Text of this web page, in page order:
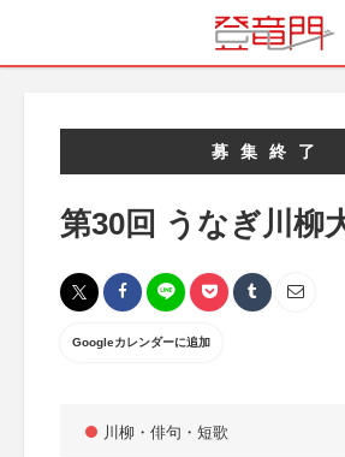
募集終了
第30回 うなぎ川柳
Googleカレンダーに追加
川柳・俳句・短歌